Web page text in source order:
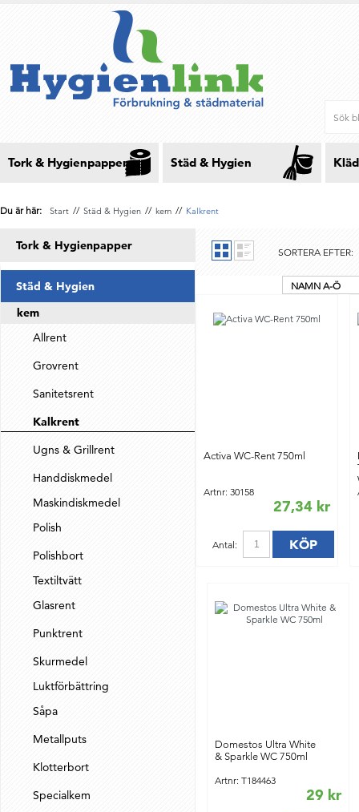
Tork & Hygienpapper Städ & Hygien
Du är här: Start // Städ & Hygien // kem // Kalkrent
Tork & Hygienpapper
Städ & Hygien
kem
Allrent
Grovrent
Sanitetsrent
Kalkrent
Ugns & Grillrent
Handdiskmedel
Maskindiskmedel
Polish
Polishbort
Textiltvätt
Glasrent
Punktrent
Skurmedel
Luktförbättring
Såpa
Metallputs
Klotterbort
Specialkem
SORTERA EFTER:
NAMN A-Ö
Activa WC-Rent 750ml
Artnr: 30158
27,34 kr
Antal: KÖP
Domestos Ultra White
& Sparkle WC 750ml
Artnr: T184463
29 kr